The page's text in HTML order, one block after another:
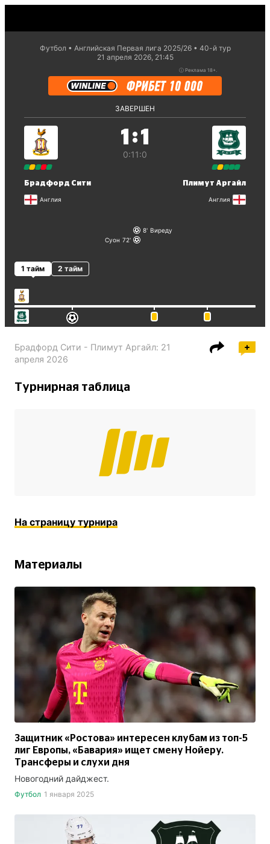
Футбол Английская Первая лига 2025/26
40-й тур
21 апреля 2026, 21:45
ⓘ Реклама 18+.
ЗАВЕРШЕН
Брадфорд Сити
Англия
1 :1
0:11:0
Плимут Аргайл
Англия
8 Виреду
Суон 72
1 тайм 2 тайм
Брадфорд Сити - Плимут Аргайл: 21
апреля 2026
Турнирная таблица
На страницу турнира
Материалы
Защитник «Ростова» интересен клубам из топ-5
лиг Европы, «Бавария» ищет смену Нойеру.
Трансферы и слухи дня
Новогодний дайджест.
Футбол 1 января 2025